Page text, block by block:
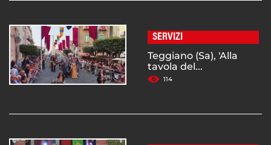
SERVIZI
Teggiano (Sa), 'Alla
tavola del...
114